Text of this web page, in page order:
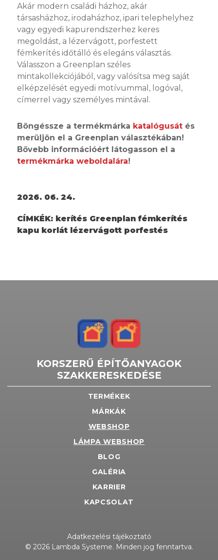
Akár modern családi házhoz, akár
társasházhoz, irodaházhoz, ipari telephelyhez
vagy egyedi kapurendszerhez keres
megoldást, a lézervágott, porfestett
fémkerítés időtálló és elegáns választás.
Válasszon a Greenplan széles
mintakollekciójából, vagy valósítsa meg saját
elképzelését egyedi motívummal, logóval,
címerrel vagy személyes mintával.
Böngéssze a termékmárka katalógusát és
merüljön el a Greenplan választékában!
Bővebb információért látogasson el a
termékmárka weboldalára!
2026. 06. 24.
CÍMKÉK: kerítés Greenplan fémkerítés
kapu korlát lézervágott porfestés
KORSZERŰ ÉPÍTŐANYAGOK
SZAKKERESKEDÉSE
TERMÉKEK
MÁRKÁK
WEBSHOP
LÁMPA WEBSHOP
BLOG
GALÉRIA
KARRIER
KAPCSOLAT
Adatkezelési tájékoztató
© 2026 Lambda Systeme. Minden jog fenntartva.